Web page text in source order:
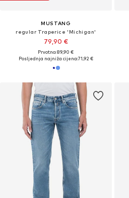
MUSTANG
regular Traperice 'Michigan'
79,90 €
Prvotno: 89,90 €
Posljednja najniža cijena:71,92 €